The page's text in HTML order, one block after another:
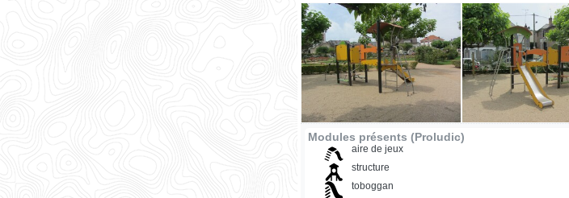
Modules présents (Proludic)
aire de jeux
structure
toboggan